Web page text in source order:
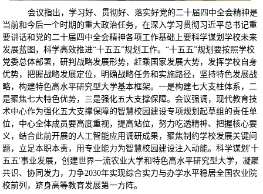
会议指出，学习好、贯彻好、落实好党的二十届四中全会精神是
当前和今后一个时期的重大政治任务，在深入学习贯彻习近平总书记重
要讲话和党的二十届四中全会精神各项工作基础上要科学谋划学校未来
发展蓝图，科学高效推进“十五五”规划工作。“十五五”规划要按照学校
党委总体部署，研判战略发展形势，赶乘国家发展大势，发挥学校自身
优势，把握战略发展定位，明确战略任务和实施路径，坚持特色发展战
略，构建特色高水平研究型大学基本框架。一是构建七大支柱体系，二
是聚焦七大特色优势，三是强化五大支撑保障。会议强调，现代教育技
术中心作为强化五大支撑保障的智慧校园建设专项规划起草组的责任单
位，中心全体成员要高度重视，提高站位，努力吃透精神、把握核心要
义，结合此前开展的人工智能应用调研成果，聚焦制约学校发展关键问
题，立足本职本责，用专业能力为智慧校园建设注入动能。科学谋划'十
五五'事业发展，创建世界一流农业大学和特色高水平研究型大学，凝聚
共识、协同发力，力争2030年实现综合实力与办学水平稳居全国农业院
校前列，跻身高等教育发展第一方阵。